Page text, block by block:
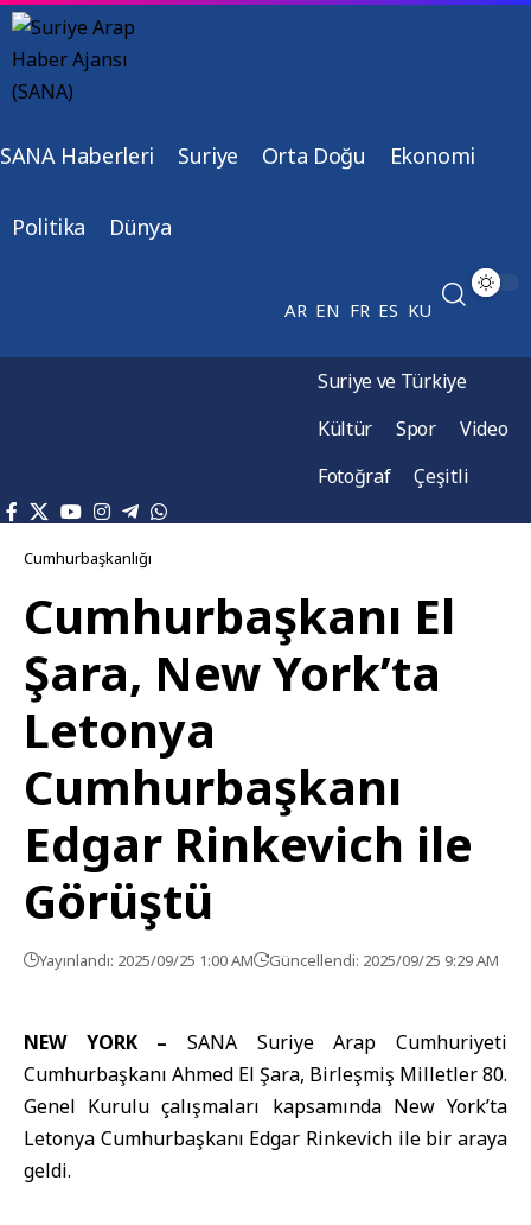
SANA Haberleri Suriye Orta Doğu Ekonomi
Politika Dünya
AR EN FR ES KU
Suriye ve Türkiye
Kültür
Spor
Video
Fotoğraf
Çeşitli
Cumhurbaşkanlığı
Cumhurbaşkanı El
Şara, New York’ta
Letonya
Cumhurbaşkanı
Edgar Rinkevich ile
Görüştü
Yayınlandı: 2025/09/25 1:00 AM Güncellendi: 2025/09/25 9:29 AM
NEW YORK – SANA Suriye Arap Cumhuriyeti
Cumhurbaşkanı Ahmed El Şara, Birleşmiş Milletler 80.
Genel Kurulu çalışmaları kapsamında New York’ta
Letonya Cumhurbaşkanı Edgar Rinkevich ile bir araya
geldi.